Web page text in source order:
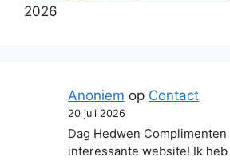
2026
Anoniem op Contact
20 juli 2026
Dag Hedwen
interessante website! Ik